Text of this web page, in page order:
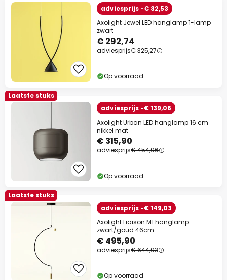
adviesprijs -€ 32,53
Axolight Jewel LED hanglamp 1-lamp
zwart
€ 292,74
adviesprijs€ 325,27
Op voorraad
Laatste stuks
adviesprijs -€ 139,06
Axolight Urban LED hanglamp 16 cm
nikkel mat
€ 315,90
adviesprijs€ 454,96
Op voorraad
Laatste stuks
adviesprijs -€ 149,03
Axolight Liaison M1 hanglamp
zwart/goud 46cm
€ 495,90
adviesprijs€ 644,93
Op voorraad